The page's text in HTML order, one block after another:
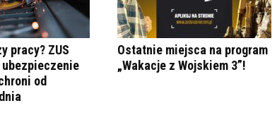
pracy? ZUS
od
Ostatnie miejsca na program
„Wakacje z Wojskiem 3”!